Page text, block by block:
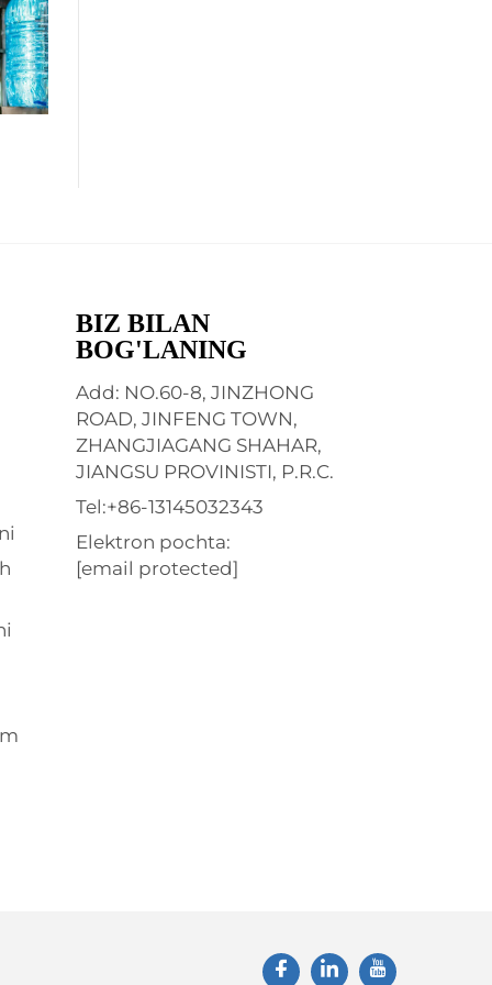
BIZ BILAN
BOG'LANING
Add: NO.60-8, JINZHONG
ROAD, JINFENG TOWN,
ZHANGJIAGANG SHAHAR,
JIANGSU PROVINISTI, P.R.C.
Tel:+86-13145032343
Elektron pochta:
[email protected]